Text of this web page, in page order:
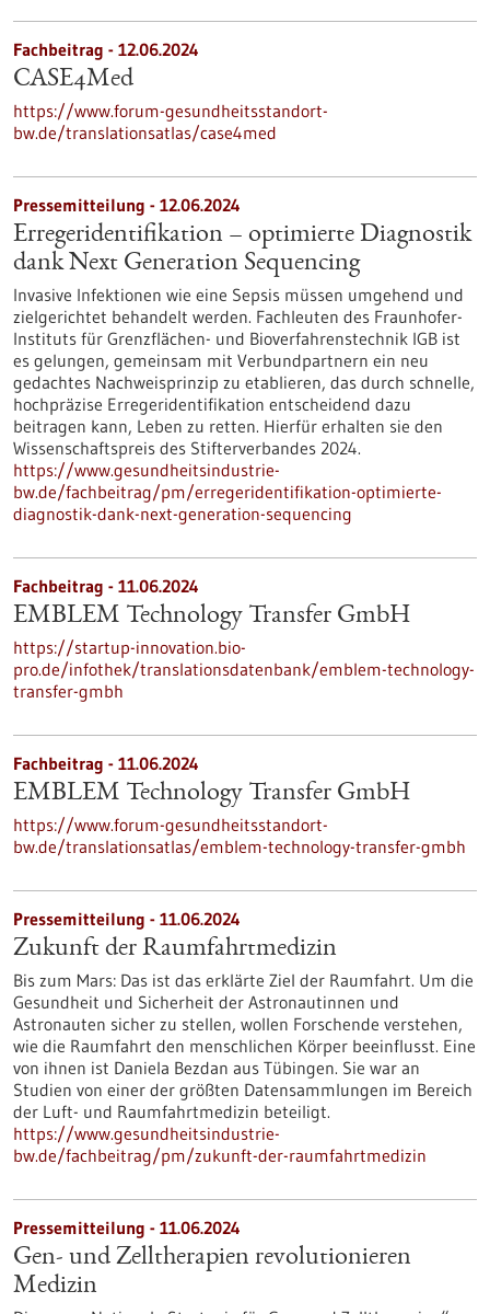
Fachbeitrag - 12.06.2024
CASE4Med
https://www.forum-gesundheitsstandort-
bw.de/translationsatlas/case4med
Pressemitteilung - 12.06.2024
Erregeridentifikation – optimierte Diagnostik
dank Next Generation Sequencing
Invasive Infektionen wie eine Sepsis müssen umgehend und
zielgerichtet behandelt werden. Fachleuten des Fraunhofer-
Instituts für Grenzflächen- und Bioverfahrenstechnik IGB ist
es gelungen, gemeinsam mit Verbundpartnern ein neu
gedachtes Nachweisprinzip zu etablieren, das durch schnelle,
hochpräzise Erregeridentifikation entscheidend dazu
beitragen kann, Leben zu retten. Hierfür erhalten sie den
Wissenschaftspreis des Stifterverbandes 2024.
https://www.gesundheitsindustrie-
bw.de/fachbeitrag/pm/erregeridentifikation-optimierte-
diagnostik-dank-next-generation-sequencing
Fachbeitrag - 11.06.2024
EMBLEM Technology Transfer GmbH
https://startup-innovation.bio-
pro.de/infothek/translationsdatenbank/emblem-technology-
transfer-gmbh
Fachbeitrag - 11.06.2024
EMBLEM Technology Transfer GmbH
https://www.forum-gesundheitsstandort-
bw.de/translationsatlas/emblem-technology-transfer-gmbh
Pressemitteilung - 11.06.2024
Zukunft der Raumfahrtmedizin
Bis zum Mars: Das ist das erklärte Ziel der Raumfahrt. Um die
Gesundheit und Sicherheit der Astronautinnen und
Astronauten sicher zu stellen, wollen Forschende verstehen,
wie die Raumfahrt den menschlichen Körper beeinflusst. Eine
von ihnen ist Daniela Bezdan aus Tübingen. Sie war an
Studien von einer der größten Datensammlungen im Bereich
der Luft- und Raumfahrtmedizin beteiligt.
https://www.gesundheitsindustrie-
bw.de/fachbeitrag/pm/zukunft-der-raumfahrtmedizin
Pressemitteilung - 11.06.2024
Gen- und Zelltherapien revolutionieren
Medizin